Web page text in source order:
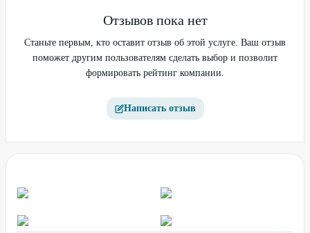
Отзывов пока нет
Станьте первым, кто оставит отзыв об этой услуге. Ваш отзыв
поможет другим пользователям сделать выбор и позволит
формировать рейтинг компании.
Написать отзыв